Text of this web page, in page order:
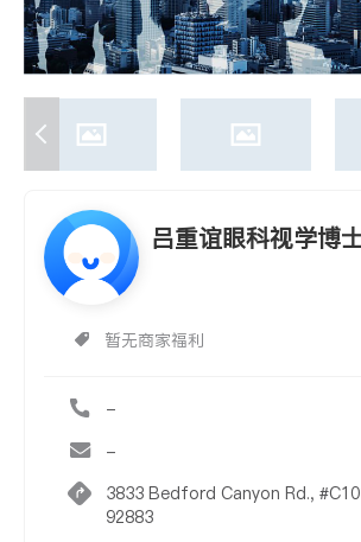
吕重谊眼科视学博
暂无商家福利
-
-
3833 Bedford Canyon Rd.,
92883